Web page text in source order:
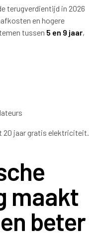
terugverdientijd in 2026
en hogere
tussen 5 en 9 jaar,
20 jaar gratis elektriciteit.
maakt
beter